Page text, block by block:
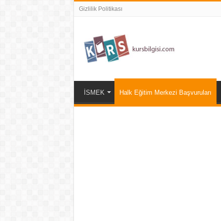
Gizlilik Politikası
İSMEK Halk Eğitim Merkezi Başvuruları